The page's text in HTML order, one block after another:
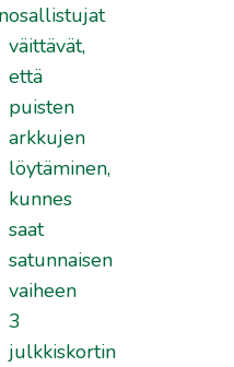
osallistujat
väittävät,
että
puisten
arkkujen
löytäminen,
kunnes
saat
satunnaisen
vaiheen
3
julkkiskortin